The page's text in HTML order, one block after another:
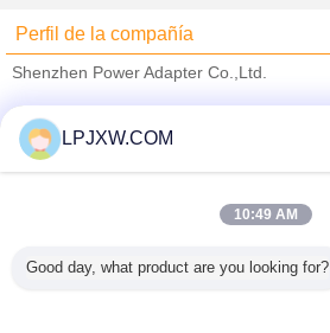
Perfil de la compañía
Shenzhen Power Adapter Co.,Ltd.
Trust Seal
Verified Suplier
Todos los productos
LPJXW.COM
10:49 AM
Good day, what product are you looking for?